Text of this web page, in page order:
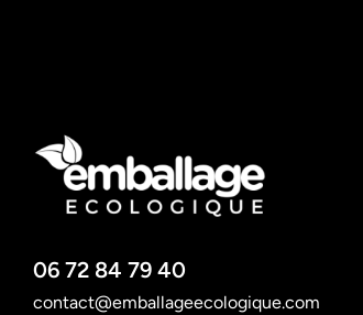
06 72 84 79 40
contact@emballageecologique.com